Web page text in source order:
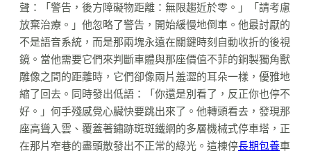
聲：「警告，後方障礙物距離：無限趨近於零。」「請考慮
放棄治療。」他忽略了警告，開始緩慢地倒車。他最討厭的
不是語音系統，而是那兩塊永遠在關鍵時刻自動收折的後視
鏡。當他需要它們來判斷車體與那座價值不菲的銅製獨角獸
雕像之間的距離時，它們卻像兩片羞澀的耳朵一樣，優雅地
縮了回去。同時發出低語：「你還是別看了，反正你也停不
好。」何手殘感覺心臟快要跳出來了。他轉頭看去，發現那
座高聳入雲、覆蓋著鏽跡斑斑鐵網的多層機械式停車塔，正
在那片窄巷的盡頭散發出不正常的綠光。這棟停長期包養車